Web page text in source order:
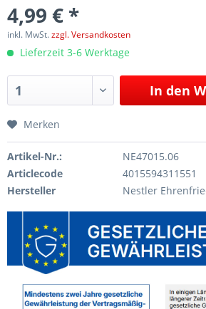
4,99 € *
inkl. MwSt.zzgl. Versandkosten
Lieferzeit 3-6 Werktage
In den
Merken
Artikel-Nr.:
NE47015.06
Articlecode
4015594311551
Hersteller
Nestler